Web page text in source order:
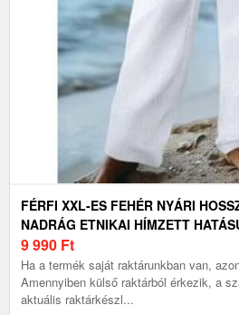
FÉRFI XXL-ES FEHÉR NYÁRI
NADRÁG ETNIKAI HÍMZETT
HÚZÓZSINÓRRAL - ÚJ
9 990 Ft
Ha a termék saját raktárunkban van,
Amennyiben külső raktárból érkezik, a
aktuális raktárkészl...